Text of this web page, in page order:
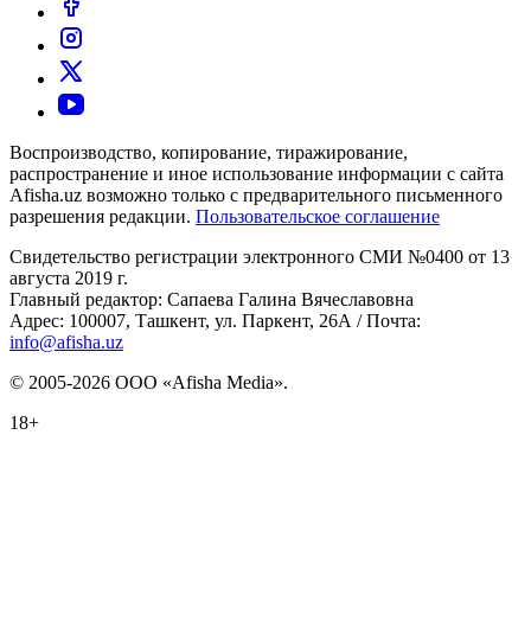
Воспроизводство, копирование, тиражирование,
распространение и иное использование информации с сайта
Afisha.uz возможно только с предварительного письменного
разрешения редакции. Пользовательское соглашение
Свидетельство регистрации электронного СМИ №0400 от 13
августа 2019 г.
Главный редактор: Сапаева Галина Вячеславовна
Адрес: 100007, Ташкент, ул. Паркент, 26А / Почта:
info@afisha.uz
© 2005-2026 ООО «Afisha Media».
18+